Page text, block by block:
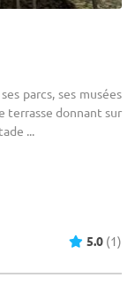
parcs, ses musées
terrasse donnant sur
...
5.0 (1)